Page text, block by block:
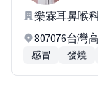
樂霖耳鼻喉
807076台灣
感冒 發燒